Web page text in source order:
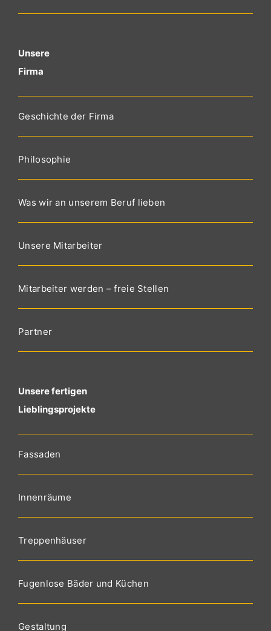
Unsere
Firma
Geschichte der Firma
Philosophie
Was wir an unserem Beruf lieben
Unsere Mitarbeiter
Mitarbeiter werden – freie Stellen
Partner
Unsere fertigen
Lieblingsprojekte
Fassaden
Innenräume
Treppenhäuser
Fugenlose Bäder und Küchen
Gestaltung